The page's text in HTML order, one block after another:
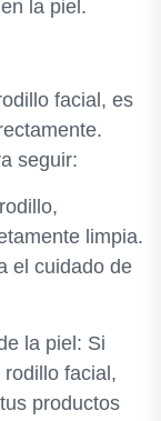
la piel.
facial, es
seguir:
limpia.
el cuidado de
la piel: Si
facial,
productos